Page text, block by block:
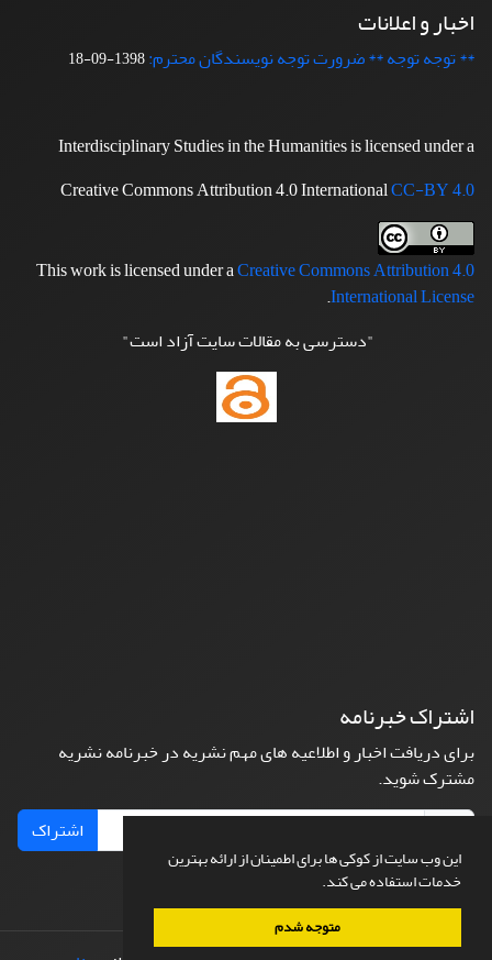
این وب سایت از کوکی ها برای اطمینان از ارائه بهترین
خدمات استفاده می کند.
متوجه شدم
اخبار و اعلانات
** توجه توجه ** ضرورت توجه نویسندگان محترم:1398-09-18
Interdisciplinary Studies in the Humanities is licensed under a
Creative Commons Attribution 4.0 InternationalCC-BY 4.0
This work is licensed under aCreative Commons Attribution 4.0
International License
.
"دسترسی به مقالات سایت آزاد است"
اشتراک خبرنامه
برای دریافت اخبار و اطلاعیه های مهم نشریه در خبرنامه نشریه
مشترک شوید.
اشتراک